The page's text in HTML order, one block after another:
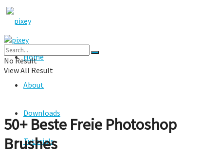
Home
About
Downloads
Tutorials
No Result
View All Result
50+ Beste Freie Photoshop
Brushes